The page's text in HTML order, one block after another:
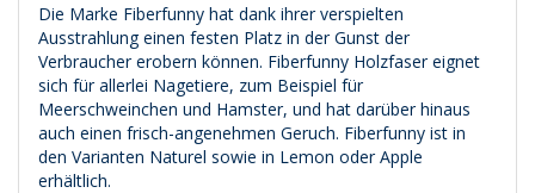
Die Marke Fiberfunny hat dank ihrer verspielten
Ausstrahlung einen festen Platz in der Gunst der
Verbraucher erobern können. Fiberfunny Holzfaser eignet
sich für allerlei Nagetiere, zum Beispiel für
Meerschweinchen und Hamster, und hat darüber hinaus
auch einen frisch-angenehmen Geruch. Fiberfunny ist in
den Varianten Naturel sowie in Lemon oder Apple
erhältlich.